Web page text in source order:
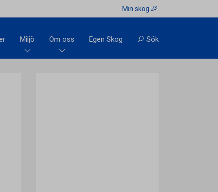
Min skog
Miljö Om oss Egen Skog Sök